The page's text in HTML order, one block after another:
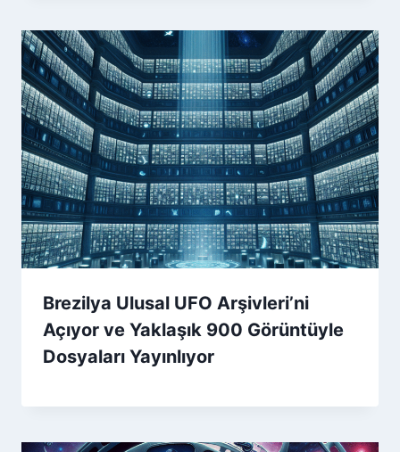
Brezilya Ulusal UFO Arşivleri’ni
Açıyor ve Yaklaşık 900 Görüntüyle
Dosyaları Yayınlıyor